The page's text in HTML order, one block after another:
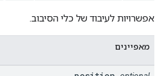
אפשרויות לעיבוד של כלי הסיבוב.
מאפיינים